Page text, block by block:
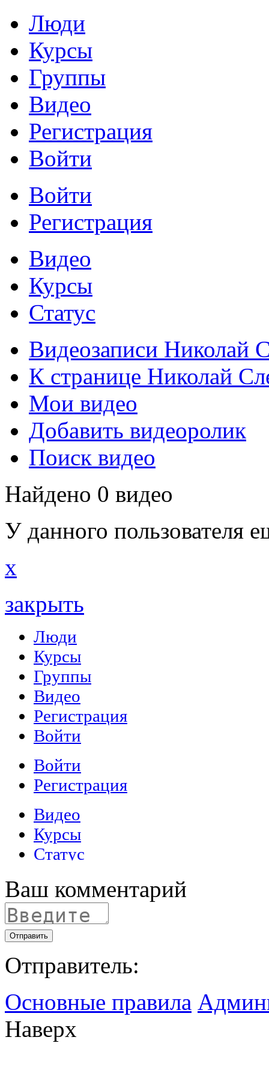
Люди
Курсы
Группы
Видео
Регистрация
Войти
Войти
Регистрация
Видео
Курсы
Статус
Видеозаписи Николай
К странице Николай
Мои видео
Добавить видеоролик
Поиск видео
Найдено 0 видео
У данного пользователя
x
закрыть
Ваш комментарий
Отправить
Отправитель:
Основные правила
Наверх